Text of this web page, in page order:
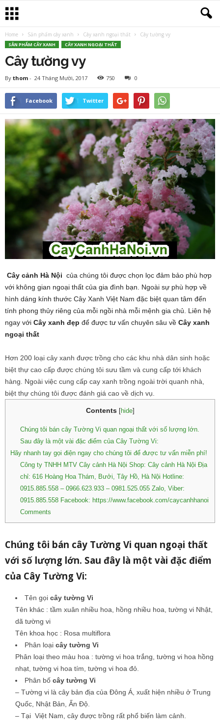
Home Sản phẩm cây xanh Cây xanh ngoại thất Cây tường vy
SẢN PHẨM CÂY XANH CÂY XANH NGOẠI THẤT
Cây tường vy
By thom - 24 Tháng Mười, 2017 750 0
Facebook Twitter
Cây cảnh Hà Nội của chúng tôi được chọn lọc đảm bảo phù hợp
với không gian ngoại thất của gia đình bạn. Ngoài sự phù hợp về
hình dáng kính thước Cây Xanh Việt Nam đặc biệt quan tâm đến
tính phong thủy riêng của mỗi ngồi nhà mỗi mệnh gia chủ. Liên hệ
ngay với Cây xanh đẹp để được tư vấn chuyên sâu về Cây xanh
ngoại thất
Hơn 200 loại cây xanh được trồng cho các khu nhà dân sinh hoặc
biệt thự cao cấp được chúng tôi sưu tầm và cung cấp tới khách
hàng. Ngoài việc cung cấp cay xanh trồng ngoài trời quanh nhà,
biệt thự chúng tôi được đánh giá cao về dịch vụ.
Contents hide]
Chúng tôi bán cây Tường Vi quan ngoại thất với số lượng lớn.
Sau đây là một vài đặc điểm của Cây Tường Vi:
Hãy nhanh tay gọi điện ngay cho chúng tôi để được tư vấn miễn phí!
Công ty TNHH MTV Cây cảnh Hà Nội Shop: Cây cảnh Hà Nội Địa
chỉ: 616 Hoàng Hoa Thám, Bưởi, Tây Hồ, Hà Nội Hotline:
0915.885.558 – 0966.623.933 – 0981.525.055 Zalo, Viber:
0915.885.558 Facebook: https://www.facebook.com/caycanhhanoi
Comments
Chúng tôi bán cây Tường Vi quan ngoại thất
với số lượng lớn. Sau đây là một vài đặc điểm
của Cây Tường Vi:
Tên gọi cây tường Vi
Tên khác : tầm xuân nhiều hoa, hồng nhiều hoa, tường vi Nhật,
dã tường vi
Tên khoa học : Rosa multiflora
Phân loại cây tường Vi
Phân loại theo màu hoa : tường vi hoa trắng, tường vi hoa hồng
nhạt, tường vi hoa tím, tường vi hoa đỏ.
Phân bố cây tường Vi
– Tường vi là cây bản địa của Đông Á, xuất hiện nhiều ở Trung
Quốc, Nhật Bản, Ấn Độ.
– Tại Việt Nam, cây được trồng rất phổ biến làm cảnh.